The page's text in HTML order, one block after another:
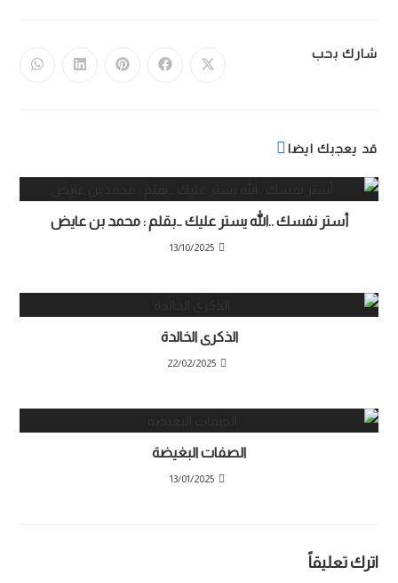
شارك بحب
قد يعجبك ايضا
أستر نفسك ..الله يستر عليك …بقلم : محمد بن عايض
13/10/2025
الذكرى الخالدة
22/02/2025
الصفات البغيضة
13/01/2025
اترك تعليقاً